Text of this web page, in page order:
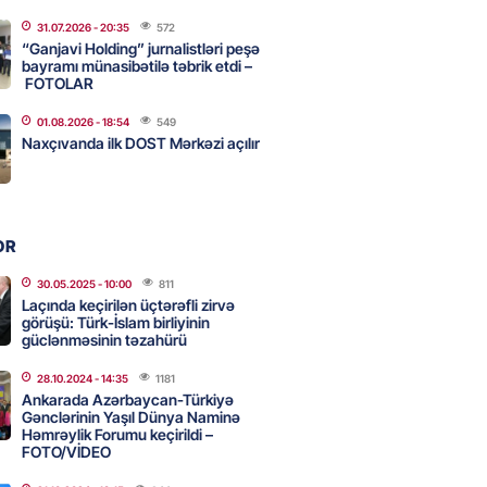
- 15:45
zavodunu vurub
Azərbaycanla bağlı tapşırıq
kartını indi sifariş
komissiyasız
- 15:07
31.07.2026- 20:35 572
“Ganjavi Holding” jurnalistləri peşə
bayramı münasibətilə təbrik etdi –
FOTOLAR
01.08.2026- 18:54 549
Naxçıvanda ilk DOST Mərkəzi açılır
30.05.2025- 10:00 811
Laçında keçirilən üçtərəfli zirvə
görüşü: Türk-İslam birliyinin
güclənməsinin təzahürü
28.10.2024- 14:35 1181
Ankarada Azərbaycan-Türkiyə
Gənclərinin Yaşıl Dünya Naminə
Həmrəylik Forumu keçirildi –
FOTO/VİDEO